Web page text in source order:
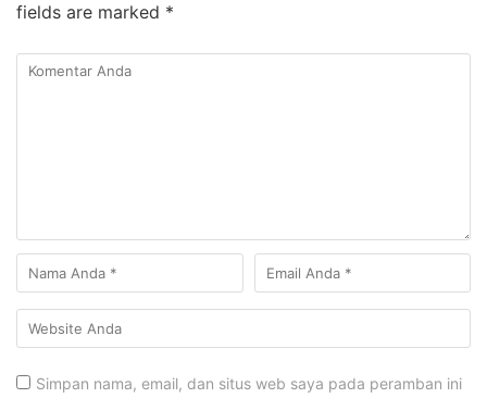
fields are marked *
Simpan nama, email, dan situs web saya pada peramban ini